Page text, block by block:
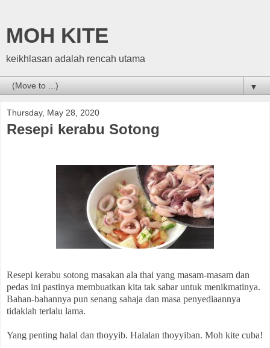
MOH KITE
keikhlasan adalah rencah utama
▼
Thursday, May 28, 2020
Resepi kerabu Sotong
Resepi kerabu sotong masakan ala thai yang masam-masam dan
pedas ini pastinya membuatkan kita tak sabar untuk menikmatinya.
Bahan-bahannya pun senang sahaja dan masa penyediaannya
tidaklah terlalu lama.